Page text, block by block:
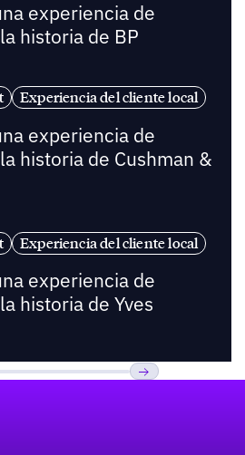
experiencia de
historia de BP
Experiencia del cliente local
experiencia de
historia de Cushman &
Experiencia del cliente local
experiencia de
historia de Yves